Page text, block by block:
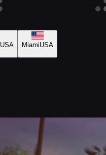
USA
MiamiUSA
-